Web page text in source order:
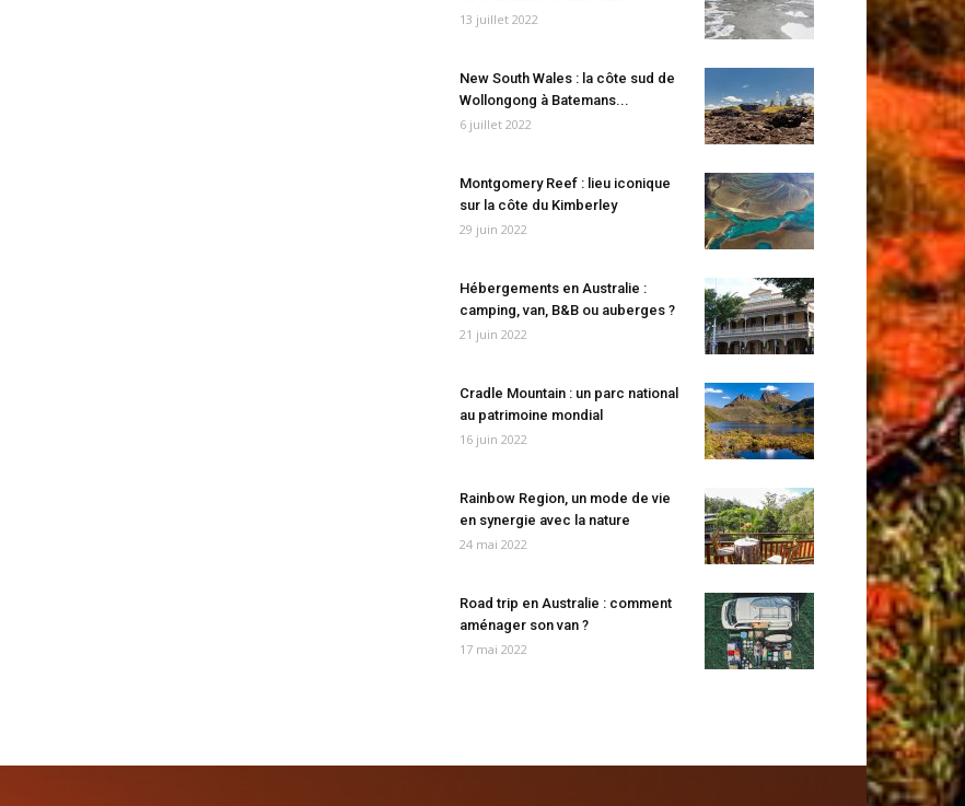
13 juillet 2022
New South Wales : la côte sud de
Wollongong à Batemans...
6 juillet 2022
Montgomery Reef : lieu iconique
sur la côte du Kimberley
29 juin 2022
Hébergements en Australie :
camping, van, B&B ou auberges ?
21 juin 2022
Cradle Mountain : un parc national
au patrimoine mondial
16 juin 2022
Rainbow Region, un mode de vie
en synergie avec la nature
24 mai 2022
Road trip en Australie : comment
aménager son van ?
17 mai 2022